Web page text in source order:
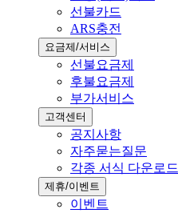
선불카드
ARS충전
요금제/서비스
선불요금제
후불요금제
부가서비스
고객센터
공지사항
자주묻는질문
각종 서식 다운로드
제휴/이벤트
이벤트